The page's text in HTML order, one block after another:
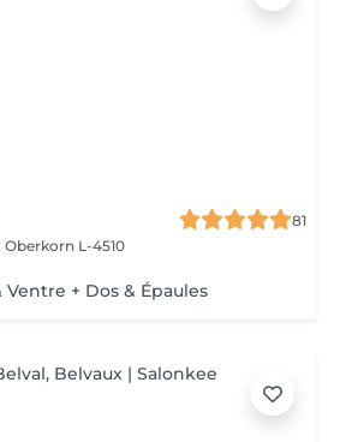
81
Oberkorn L-4510
Ventre + Dos & Épaules